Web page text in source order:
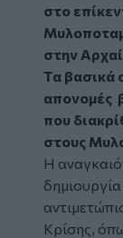
στο
στην
Τα βασικά
απονομές
που
στους
Η
Κρίσης,